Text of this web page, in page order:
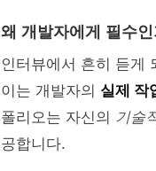
왜 개발자에게 필수
인터뷰에서 흔히 듣게
이는 개발자의 실제 작
폴리오는 자신의 기술
공합니다.